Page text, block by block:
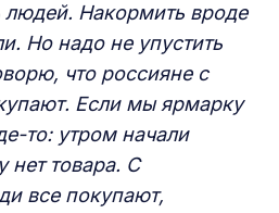
людей. Накормить вроде
Но надо не упустить
что россияне с
Если мы ярмарку
то: утром начали
нет товара. С
все покупают,